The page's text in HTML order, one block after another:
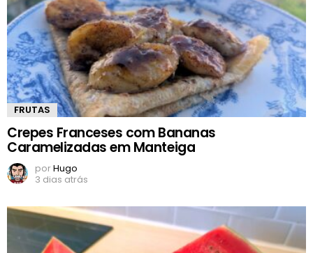
FRUTAS
Crepes Franceses com Bananas
Caramelizadas em Manteiga
porHugo
3 dias atrás